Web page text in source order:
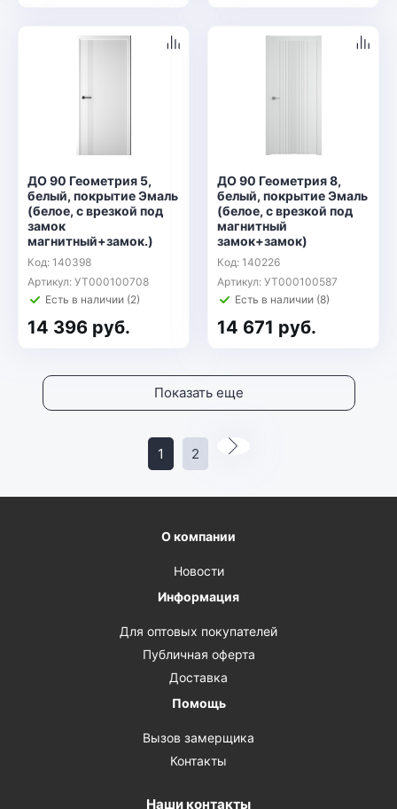
ДО 90 Геометрия 5,
белый, покрытие Эмаль
(белое, с врезкой под
замок
магнитный+замок.)
Код: 140398
Артикул: УТ000100708
Есть в наличии (2)
14 396 руб.
ДО 90 Геометрия 8,
белый, покрытие Эмаль
(белое, с врезкой под
магнитный
замок+замок)
Код: 140226
Артикул: УТ000100587
Есть в наличии (8)
14 671 руб.
Показать еще
1 2
О компании
Новости
Информация
Для оптовых покупателей
Публичная оферта
Доставка
Помощь
Вызов замерщика
Контакты
Наши контакты